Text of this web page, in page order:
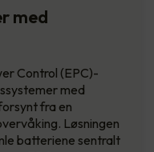
med
Control (EPC)-
med
fra en
Løsningen
batteriene sentralt